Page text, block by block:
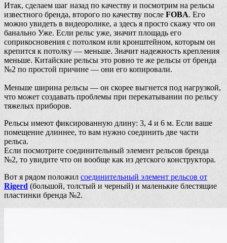
Итак, сделаем шаг назад по качеству и посмотрим на рельсы
известного бренда, второго по качеству после FOBA. Его
можно увидеть в видеоролике, а здесь я просто скажу что он
банально Уже. Если рельс уже, значит площадь его
соприкосновения с потолком или кронштейном, которым он
крепится к потолку — меньше. Значит надежность крепления
меньше. Китайские рельсы это ровно те же рельсы от бренда
№2 по простой причине — они его копировали.
Меньше ширина рельсы — он скорее выгнется под нагрузкой,
что может создавать проблемы при перекатывании по рельсу
тяжелых приборов.
Рельсы имеют фиксированную длину: 3, 4 и 6 м. Если ваше
помещение длиннее, то вам нужно соединить две части
рельса.
Если посмотрите соединительный элемент рельсов бренда
№2, то увидите что он вообще как из детского конструктора.
Вот я рядом положил соединительный элемент рельсов от
Rigerd (большой, толстый и черный) и маленькие блестящие
пластинки бренда №2.